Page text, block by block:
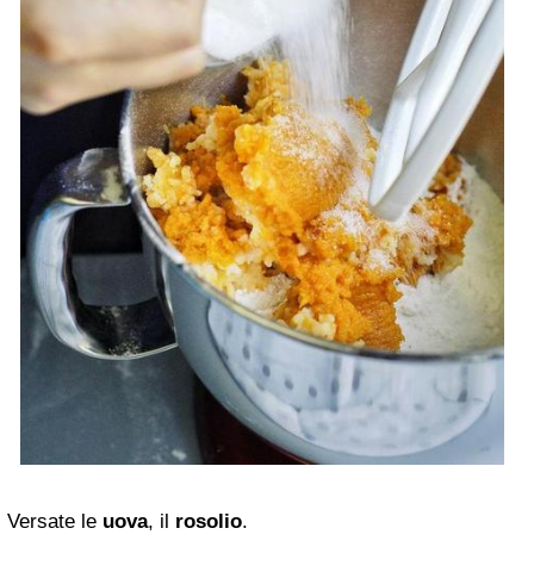
Versate le uova, il rosolio.